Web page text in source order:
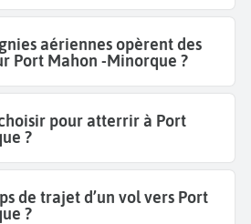
aériennes opèrent des
Port Mahon -Minorque ?
pour atterrir à Port
?
de trajet d’un vol vers Port
?